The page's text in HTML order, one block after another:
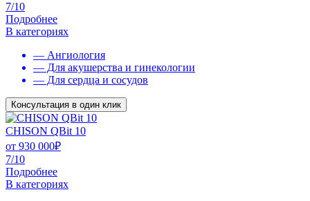
7/10
Подробнее
В категориях
— Ангиология
— Для акушерства и гинекологии
— Для сердца и сосудов
Консультация в один клик
CHISON QBit 10
от 930 000₽
7/10
Подробнее
В категориях